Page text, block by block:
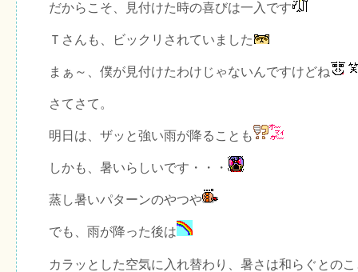
だからこそ、見付けた時の喜びは一入です
Ｔさんも、ビックリされていました
まぁ～、僕が見付けたわけじゃないんですけどね
さてさて。
明日は、ザッと強い雨が降ることも
しかも、暑いらしいです・・・
蒸し暑いパターンのやつや
でも、雨が降った後は
カラッとした空気に入れ替わり、暑さは和らぐとのこ